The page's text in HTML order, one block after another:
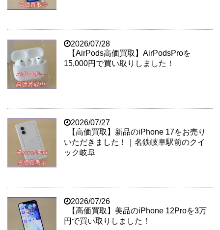
2026/07/28
【AirPods高価買取】AirPodsProを
15,000円で買い取りしました！
2026/07/27
【高価買取】新品のiPhone 17をお売り
いただきました！｜名鉄岐阜駅前のクイ
ック岐阜
2026/07/26
【高価買取】美品のiPhone 12Proを3万
円で買い取りしました！